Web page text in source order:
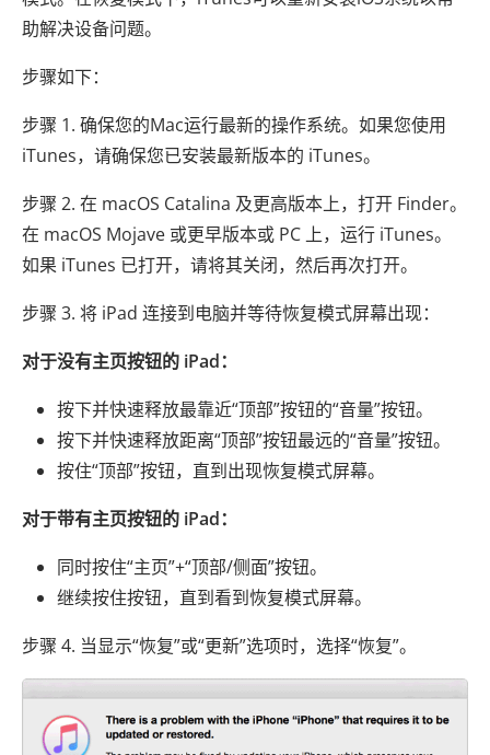
助解决设备问题。
步骤如下：
步骤 1. 确保您的Mac运行最新的操作系统。如果您使用
iTunes，请确保您已安装最新版本的 iTunes。
步骤 2. 在 macOS Catalina 及更高版本上，打开 Finder。
在 macOS Mojave 或更早版本或 PC 上，运行 iTunes。
如果 iTunes 已打开，请将其关闭，然后再次打开。
步骤 3. 将 iPad 连接到电脑并等待恢复模式屏幕出现：
对于没有主页按钮的 iPad：
按下并快速释放最靠近“顶部”按钮的“音量”按钮。
按下并快速释放距离“顶部”按钮最远的“音量​​”按钮。
按住“顶部”按钮，直到出现恢复模式屏幕。
对于带有主页按钮的 iPad：
同时按住“主页”+“顶部/侧面”按钮。
继续按住按钮，直到看到恢复模式屏幕。
步骤 4. 当显示“恢复”或“更新”选项时，选择“恢复”。